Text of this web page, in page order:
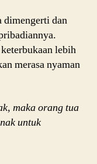
dimengerti dan
lebih
merasa nyaman
maka orang tua
untuk